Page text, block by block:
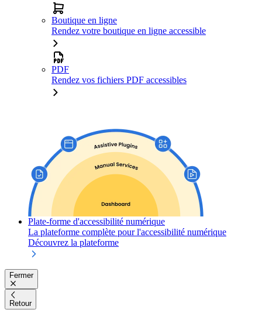
Boutique en ligne
Rendez votre boutique en ligne accessible
PDF
Rendez vos fichiers PDF accessibles
Plate-forme d'accessibilité numérique
La plateforme complète pour l'accessibilité numérique
Découvrez la plateforme
Fermer
Retour